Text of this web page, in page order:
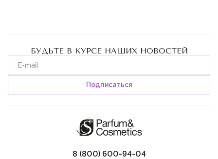
БУДЬТЕ В КУРСЕ НАШИХ НОВОСТЕЙ
8 (800) 600-94-04